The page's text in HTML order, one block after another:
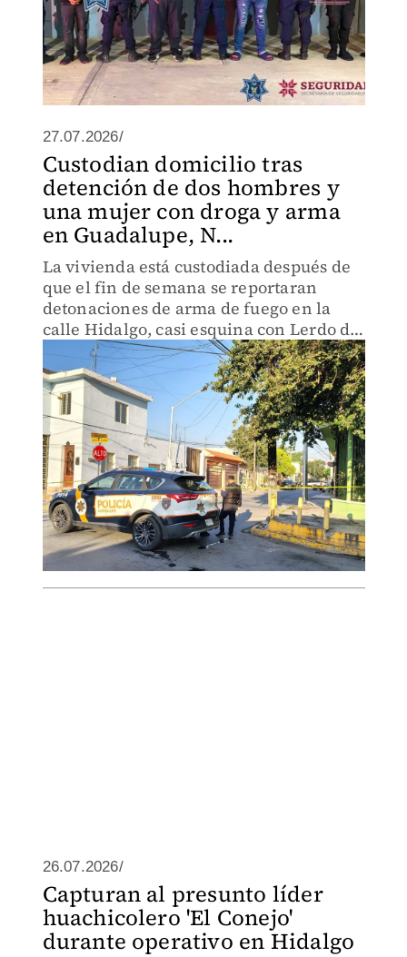
27.07.2026/
Custodian domicilio tras
detención de dos hombres y
una mujer con droga y arma
en Guadalupe, N...
La vivienda está custodiada después de
que el fin de semana se reportaran
detonaciones de arma de fuego en la
calle Hidalgo, casi esquina con Lerdo de
Tejada.
26.07.2026/
Capturan al presunto líder
huachicolero 'El Conejo'
durante operativo en Hidalgo